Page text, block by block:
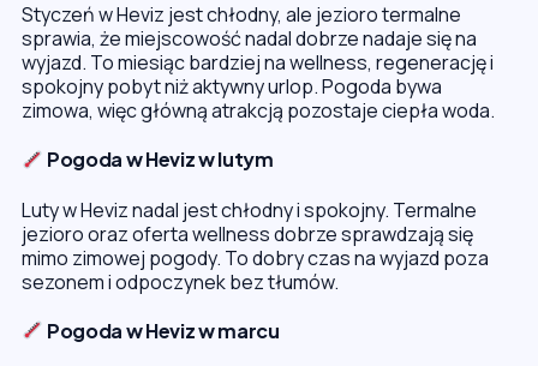
Styczeń w Heviz jest chłodny, ale jezioro termalne
sprawia, że miejscowość nadal dobrze nadaje się na
wyjazd. To miesiąc bardziej na wellness, regenerację i
spokojny pobyt niż aktywny urlop. Pogoda bywa
zimowa, więc główną atrakcją pozostaje ciepła woda.
Pogoda w Heviz w lutym
Luty w Heviz nadal jest chłodny i spokojny. Termalne
jezioro oraz oferta wellness dobrze sprawdzają się
mimo zimowej pogody. To dobry czas na wyjazd poza
sezonem i odpoczynek bez tłumów.
Pogoda w Heviz w marcu